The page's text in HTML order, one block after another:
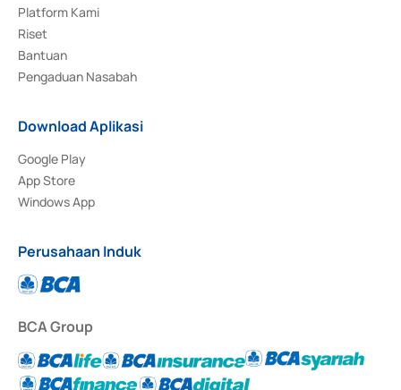
Platform Kami
Riset
Bantuan
Pengaduan Nasabah
Download Aplikasi
Google Play
App Store
Windows App
Perusahaan Induk
BCA Group